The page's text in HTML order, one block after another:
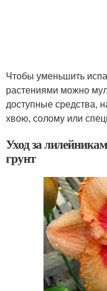
Чтобы уменьшить
растениями можно
доступные средства,
хвою, солому или
Уход за
грунт